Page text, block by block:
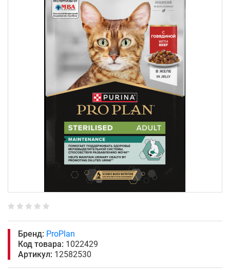
Бренд: ProPlan
Код товара: 1022429
Артикул: 12582530